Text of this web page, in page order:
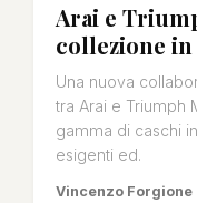
Arai e
collezione
Una nuova
tra Arai e Triumph
gamma di caschi
esigenti ed.
Vincenzo Forgione